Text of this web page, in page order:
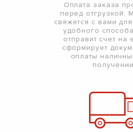
Оплата заказа
перед отгрузкой.
свяжется с вами
удобного
отправит счет на
сформирует
оплаты